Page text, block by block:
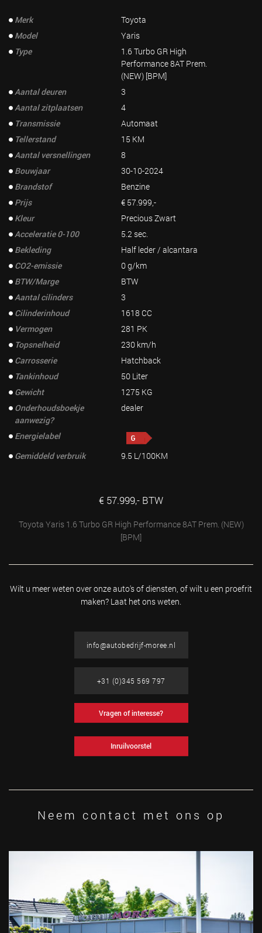
Merk
Toyota
Model
Yaris
Type
1.6 Turbo GR High
Performance 8AT Prem.
(NEW) [BPM]
Aantal deuren
3
Aantal zitplaatsen
4
Transmissie
Automaat
Tellerstand
15 KM
Aantal versnellingen
8
Bouwjaar
30-10-2024
Brandstof
Benzine
Prijs
€ 57.999,-
Kleur
Precious Zwart
Acceleratie 0-100
5.2 sec.
Bekleding
Half leder / alcantara
CO2-emissie
0 g/km
BTW/Marge
BTW
Aantal cilinders
3
Cilinderinhoud
1618 CC
Vermogen
281 PK
Topsnelheid
230 km/h
Carrosserie
Hatchback
Tankinhoud
50 Liter
Gewicht
1275 KG
Onderhoudsboekje
aanwezig?
dealer
Energielabel
Gemiddeld verbruik
9.5 L/100KM
€ 57.999,- BTW
Toyota Yaris 1.6 Turbo GR High Performance 8AT Prem. (NEW)
[BPM]
Wilt u meer weten over onze auto's of diensten, of wilt u een proefrit
maken? Laat het ons weten.
info@autobedrijf-moree.nl
+31 (0)345 569 797
Vragen of interesse?
Inruilvoorstel
Neem contact met ons op